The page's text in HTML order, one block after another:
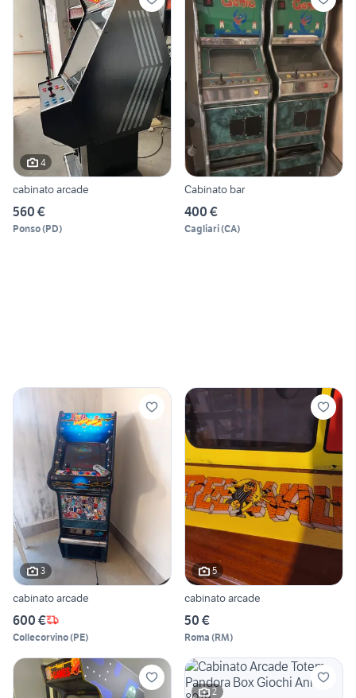
4
cabinato arcade
560 €
Ponso(PD)
Cabinato bar
400 €
Cagliari(CA)
3
cabinato arcade
600 €
Collecorvino(PE)
5
cabinato arcade
50 €
Roma (RM)
2